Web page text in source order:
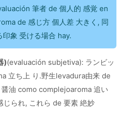
筆者 de 個人的 感覚 en
de 感じ方 個人差 大きく, 同
象 受ける場合 hay.
)(evaluación subjetiva): ランビッ
立ち上 り.野生levadura由来 de
油 como complejoaroma 追い
られ, これら de 要素 絶妙